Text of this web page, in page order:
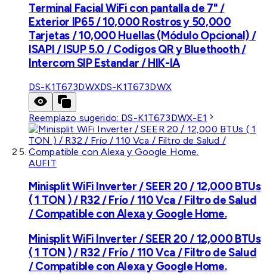
Terminal Facial WiFi con pantalla de 7" /
Exterior IP65 / 10,000 Rostros y 50,000
Tarjetas / 10,000 Huellas (Módulo Opcional) /
ISAPI / ISUP 5.0 / Codigos QR y Bluethooth /
Intercom SIP Estandar / HIK-IA
DS-K1T673DWXDS-K1T673DWX
Reemplazo sugerido: DS-K1T673DWX-E1
AUFIT
Minisplit WiFi Inverter / SEER 20 / 12,000 BTUs
( 1 TON ) / R32 / Frío / 110 Vca / Filtro de Salud
/ Compatible con Alexa y Google Home.
Minisplit WiFi Inverter / SEER 20 / 12,000 BTUs
( 1 TON ) / R32 / Frío / 110 Vca / Filtro de Salud
/ Compatible con Alexa y Google Home.